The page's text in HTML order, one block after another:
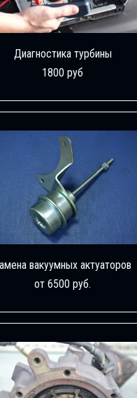
Диагностика турбины
1800 руб
вакуумных актуаторов
от 6500 руб.